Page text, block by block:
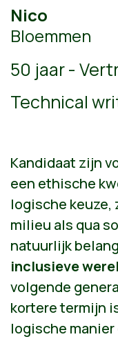
Nico
Bloemmen
50 jaar -
Technical
Kandidaat zijn
een ethische
logische keuze,
milieu als qua
natuurlijk
inclusieve
volgende
kortere termijn
logische